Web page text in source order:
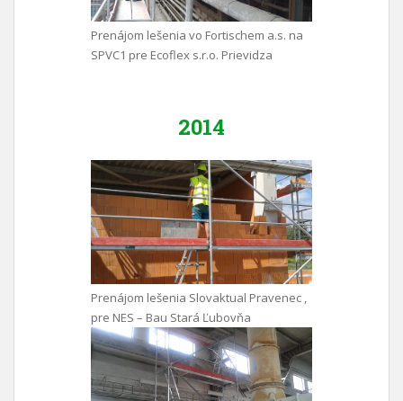
Prenájom lešenia vo Fortischem a.s. na
SPVC1 pre Ecoflex s.r.o. Prievidza
2014
Prenájom lešenia Slovaktual Pravenec ,
pre NES – Bau Stará Ľubovňa